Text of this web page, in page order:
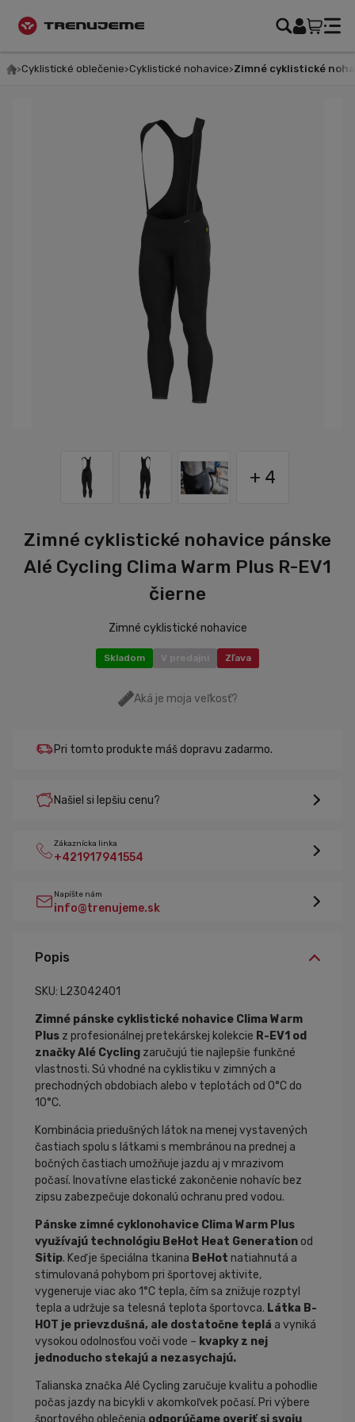
Cyklistické oblečenie Cyklistické nohavice Zimné cyklistické
+ 4
Zimné cyklistické nohavice pánske
Alé Cycling Clima Warm Plus R-EV1
čierne
Zimné cyklistické nohavice
Skladom V predajni Zľava
Aká je moja veľkosť?
Pri tomto produkte máš dopravu zadarmo.
Našiel si lepšiu cenu?
Zákaznícka linka
+421917941554
Napíšte nám
info@trenujeme.sk
Popis
SKU: L23042401
Zimné pánske cyklistické nohavice Clima Warm
Plus z profesionálnej pretekárskej kolekcie R-EV1 od
značky Alé Cycling zaručujú tie najlepšie funkčné
vlastnosti. Sú vhodné na cyklistiku v zimných a
prechodných obdobiach alebo v teplotách od 0°C do
10°C.
Kombinácia priedušných látok na menej vystavených
častiach spolu s látkami s membránou na prednej a
bočných častiach umožňuje jazdu aj v mrazivom
počasí. Inovatívne elastické zakončenie nohavíc bez
zipsu zabezpečuje dokonalú ochranu pred vodou.
Pánske zimné cyklonohavice Clima Warm Plus
využívajú technológiu BeHot Heat Generationod
Sitip. Keď je špeciálna tkanina BeHot natiahnutá a
stimulovaná pohybom pri športovej aktivite,
vygeneruje viac ako 1°C tepla, čím sa znižuje rozptyl
tepla a udržuje sa telesná teplota športovca. Látka B-
HOT je prievzdušná, ale dostatočne teplá a vyniká
vysokou odolnosťou voči vode – kvapky z nej
jednoducho stekajú a nezasychajú.
Talianska značka Alé Cycling zaručuje kvalitu a pohodlie
počas jazdy na bicykli v akomkoľvek počasí. Pri výbere
športového oblečenia odporúčame overiť si svoju